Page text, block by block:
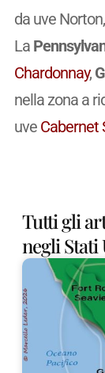
da uve
La
Chardonnay,
nella zona a
uve Cabernet
Tutti gli
negli Stati